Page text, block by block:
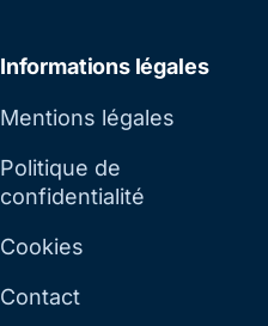
Informations légales
Mentions légales
Politique de
confidentialité
Cookies
Contact